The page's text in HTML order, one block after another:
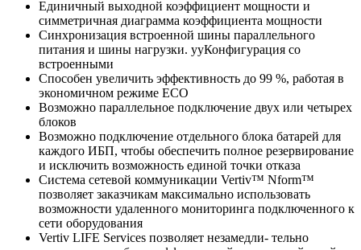
Единичный выходной коэффициент мощности и
симметричная диаграмма коэффициента мощности
Синхронизация встроенной шины параллельного
питания и шины нагрузки. yyКонфигурация со
встроенными
Способен увеличить эффективность до 99 %, работая в
экономичном режиме ECO
Возможно параллельное подключение двух или четырех
блоков
Возможно подключение отдельного блока батарей для
каждого ИБП, чтобы обеспечить полное резервирование
и исключить возможность единой точки отказа
Система сетевой коммуникации Vertiv™ Nform™
позволяет заказчикам максимально использовать
возможности удаленного мониторинга подключенного к
сети оборудования
Vertiv LIFE Services позволяет незамедли- тельно